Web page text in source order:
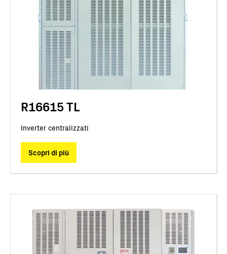
R16615 TL
Inverter centralizzati
Scopri di più